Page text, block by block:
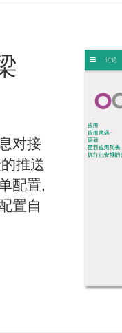
对接
推送
配置,
置自